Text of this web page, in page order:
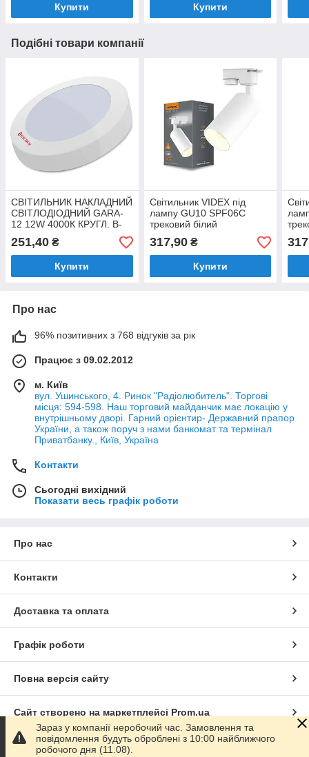
Купити Купити
Подібні товари компанії
СВІТИЛЬНИК НАКЛАДНИЙ
СВІТЛОДІОДНИЙ GARA-
12 12W 4000К КРУГЛ. B-
LD-0742
251,40 ₴
Купити
Світильник VIDEX під
лампу GU10 SPF06C
трековий білий
317,90₴
Купити
Про нас
96% позитивних з 768 відгуків за рік
Працює з 09.02.2012
м. Київ
вул. Ушинського, 4. Ринок "Радіолюбитель". Торгові
місця: 594-598. Наш торговий майданчик має локацію у
внутрішньому дворі. Гарний орієнтир- Державний прапор
України, а також поруч з нами банкомат та термінал
Приватбанку., Київ, Україна
Контакти
Сьогодні вихідний
Показати весь графік роботи
Про нас
Контакти
Доставка та оплата
Графік роботи
Повна версія сайту
Сайт створено на маркетплейсі Prom.ua
Політика конфіденційності
Зараз у компанії неробочий час. Замовлення та
повідомлення будуть оброблені з 10:00 найближчого
робочого дня (11.08).